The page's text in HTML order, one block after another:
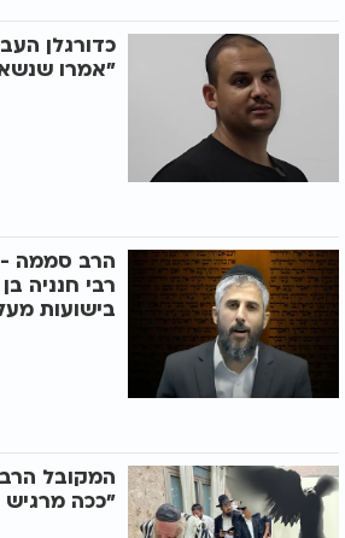
כדורגלן
"אמרו
הרב סממה
רבי חנניה
בישועות
המקובל
"ככה